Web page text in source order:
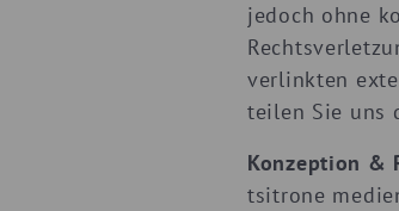
jedoch ohne
verlinkten
teilen Sie uns
Konzeption &
tsitrone